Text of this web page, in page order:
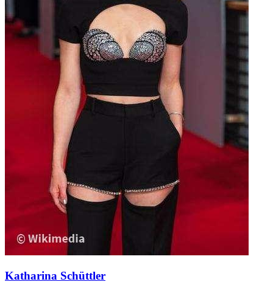
Katharina Schüttler